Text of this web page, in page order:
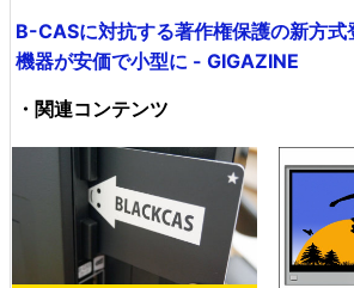
B-CASに対抗する著作権保護の新方式
機器が安価で小型に - GIGAZINE
・関連コンテンツ